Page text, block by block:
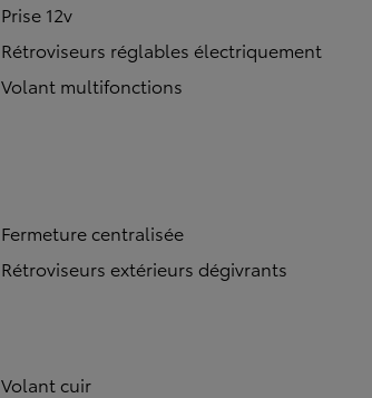
Prise 12v
Rétroviseurs réglables électriquement
Volant multifonctions
Fermeture centralisée
Rétroviseurs extérieurs dégivrants
Volant cuir